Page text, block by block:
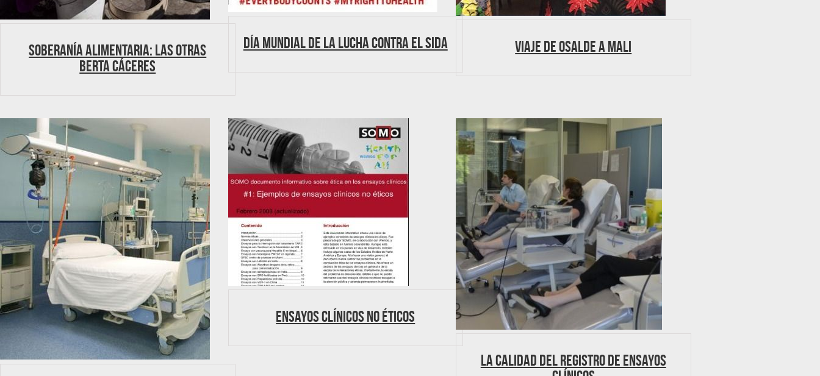
Soberanía alimentaria: Las otras
Berta Cáceres
Día Mundial de la Lucha contra el Sida Viaje de Osalde a Mali
Ensayos Clínicos no éticos
La calidad del registro de Ensayos